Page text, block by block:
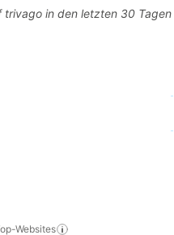
trivago in den letzten 30 Tagen
Websites